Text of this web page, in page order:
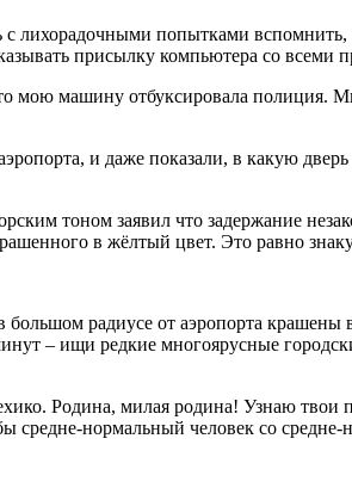
лихорадочными попытками
присылку компьютера со
мою машину отбуксировала полиция.
и даже показали, в какую
тоном заявил что задержание
в жёлтый цвет. Это равно знаку
радиусе от аэропорта крашены
– ищи редкие многоярусные
Родина, милая родина! Узнаю
средне-нормальный человек со